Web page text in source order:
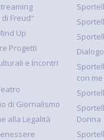
Freud"
Up
Progetti
e Incontri
di Giornalismo
alla Legalità
con me
Donna